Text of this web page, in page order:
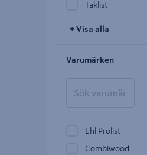
Taklist
+ Visa alla
Varumärken
Ehl Prolist
Combiwood